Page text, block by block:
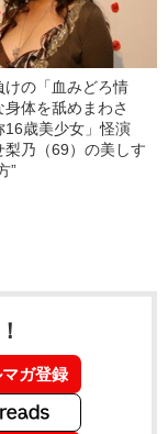
けの「血みどろ情
身体を舐めまわさ
歳美少女」怪演
梨乃（69）の美しす
”
マガ登録